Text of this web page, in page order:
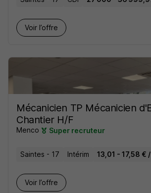
Voir l’offre
Mécanicien TP Mécanicien
Chantier H/F
Menco Super recruteur
Saintes - 17 Intérim 13,01 - 17,58 €
Voir l’offre